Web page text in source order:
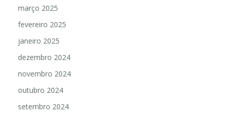
março 2025
fevereiro 2025
janeiro 2025
dezembro 2024
novembro 2024
outubro 2024
setembro 2024